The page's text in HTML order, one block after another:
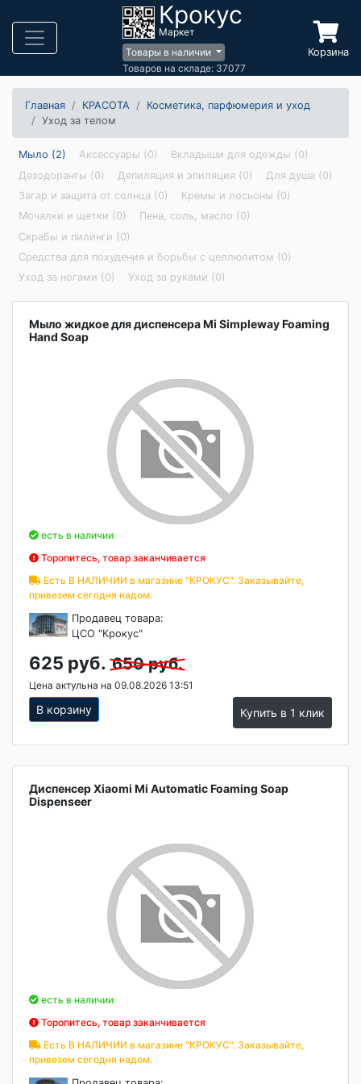
Крокус
Маркет
Товары в наличии
Товаров на складе: 37077
Корзина
Главная КРАСОТА
Косметика, парфюмерия и уход
Уход за телом
Мыло (2) Аксессуары (0)
Вкладыши для одежды (0)
Дезодоранты (0)
Депиляция и эпиляция (0)
Для душа (0)
Загар и защита от солнца (0)
Кремы и лосьоны (0)
Мочалки и щетки (0)
Пена, соль, масло (0)
Скрабы и пилинги (0)
Средства для похудения и борьбы с целлюлитом (0)
Уход за ногами (0)
Уход за руками (0)
Мыло жидкое для диспенсера Mi Simpleway Foaming
Hand Soap
есть в наличии
Торопитесь, товар заканчивается
Есть В НАЛИЧИИ в магазине "КРОКУС". Заказывайте,
привезем сегодня надом.
Продавец товара:
ЦСО "Крокус"
625 руб. 650 руб.
Цена актульна на 09.08.2026 13:51
В корзину Купить в 1 клик
Диспенсер Xiaomi Mi Automatic Foaming Soap
Dispenseer
есть в наличии
Торопитесь, товар заканчивается
Есть В НАЛИЧИИ в магазине "КРОКУС". Заказывайте,
привезем сегодня надом.